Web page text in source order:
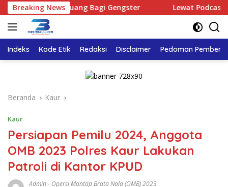
Langsung
ke
konten
Breaking News
Ada Ruang Bagi Gengster Lewat Podcast Tribun
Indeks Kode Etik Redaksi Disclaimer Pedoman
Beranda Kaur
Kaur
Persiapan Pemilu 2024, Anggota
OMB 2023 Polres Kaur Lakukan
Patroli di Kantor KPUD
Admin- Opersi Mantap Brata Nala (OMB) 2023